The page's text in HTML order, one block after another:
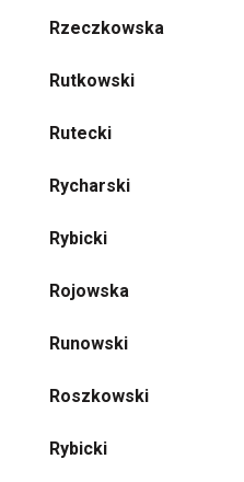
Rzeczkowska
Rutkowski
Rutecki
Rycharski
Rybicki
Rojowska
Runowski
Roszkowski
Rybicki